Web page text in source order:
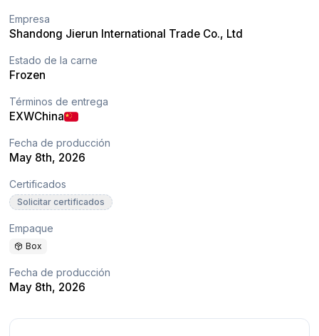
Empresa
Shandong Jierun International Trade Co., Ltd
Estado de la carne
Frozen
Términos de entrega
EXWChina
Fecha de producción
May 8th, 2026
Certificados
Solicitar certificados
Empaque
Box
Fecha de producción
May 8th, 2026